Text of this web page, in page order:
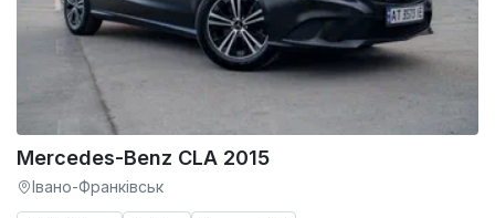
Mercedes-Benz CLA 2015
Івано-Франківськ